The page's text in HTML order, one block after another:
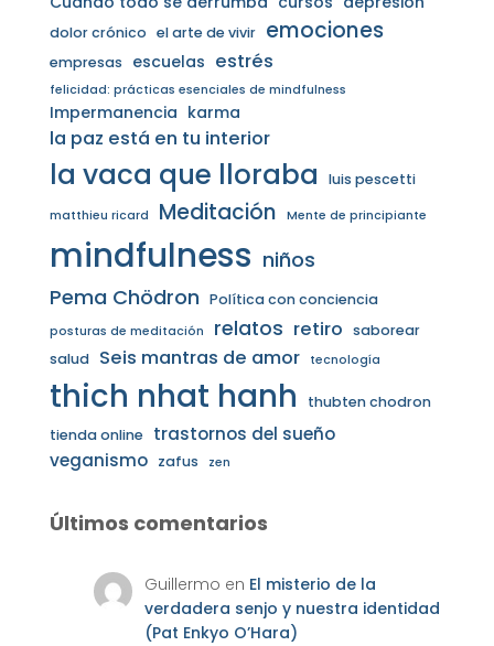
dolor crónico el arte de vivir emociones
empresas escuelas estrés
felicidad: prácticas esenciales de mindfulness
Impermanencia karma
la paz está en tu interior
la vaca que lloraba luis pescetti
matthieu ricard Meditación Mente de principiante
mindfulness niños
Pema Chödron Política con conciencia
posturas de meditación relatos retiro saborear
salud Seis mantras de amor tecnología
thich nhat hanh
thubten chodron
tienda online trastornos del sueño
veganismo zafus zen
Últimos comentarios
Guillermo en El misterio de la
verdadera senjo y nuestra identidad
(Pat Enkyo O’Hara)